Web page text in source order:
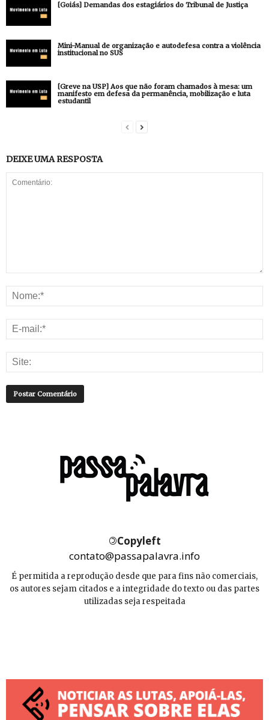
[Goiás] Demandas dos estagiários do Tribunal de Justiça
Mini-Manual de organização e autodefesa contra a violência
institucional no SUS
[Greve na USP] Aos que não foram chamados à mesa: um
manifesto em defesa da permanência, mobilização e luta
estudantil
DEIXE UMA RESPOSTA
©Copyleft
contato@passapalavra.info
É permitida a reprodução desde que para fins não comerciais,
os autores sejam citados e a integridade do texto ou das partes
utilizadas seja respeitada